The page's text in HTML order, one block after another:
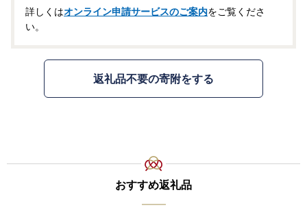
詳しくはオンライン申請サービスのご案内をご覧くださ
い。
返礼品不要の寄附をする
おすすめ返礼品